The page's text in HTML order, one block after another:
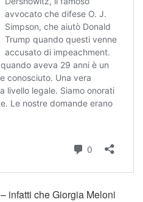
– infatti che Giorgia Meloni